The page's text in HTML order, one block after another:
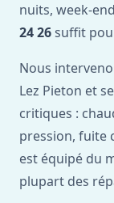
nuits, week-
24 26 suffit
Nous
Lez Pieton et
critiques :
pression, fuite
est équipé du
plupart des